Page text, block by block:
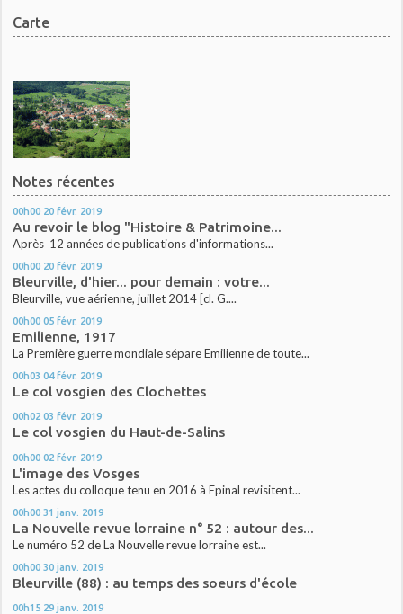
Carte
Notes récentes
00h00 20 févr. 2019
Au revoir le blog "Histoire & Patrimoine...
Après 12 années de publications d'informations...
00h00 20 févr. 2019
Bleurville, d'hier... pour demain : votre...
Bleurville, vue aérienne, juillet 2014 [cl. G....
00h00 05 févr. 2019
Emilienne, 1917
La Première guerre mondiale sépare Emilienne de toute...
00h03 04 févr. 2019
Le col vosgien des Clochettes
00h02 03 févr. 2019
Le col vosgien du Haut-de-Salins
00h00 02 févr. 2019
L'image des Vosges
Les actes du colloque tenu en 2016 à Epinal revisitent...
00h00 31 janv. 2019
La Nouvelle revue lorraine n° 52 : autour des...
Le numéro 52 de La Nouvelle revue lorraine est...
00h00 30 janv. 2019
Bleurville (88) : au temps des soeurs d'école
00h15 29 janv. 2019